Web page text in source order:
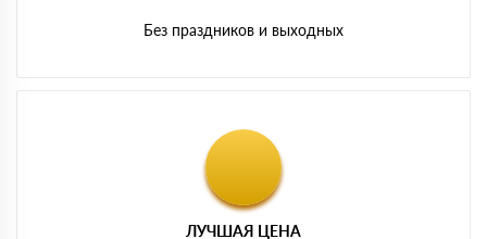
Без праздников и выходных
ЛУЧШАЯ ЦЕНА